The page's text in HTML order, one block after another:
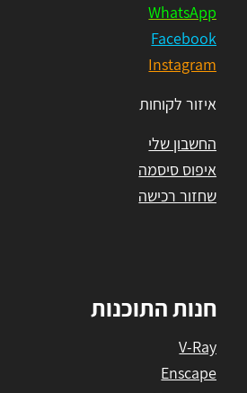
WhatsApp
Facebook
Instagram
איזור לקוחות
החשבון שלי
איפוס סיסמה
שחזור רכישה
חנות התוכנות
V-Ray
Enscape